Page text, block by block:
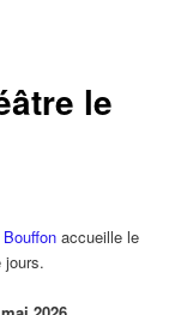
le
accueille le
jours.